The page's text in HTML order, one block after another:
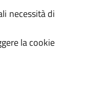
necessità di
la cookie